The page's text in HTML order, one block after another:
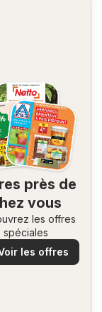
près de
vous
les offres
spéciales
les offres